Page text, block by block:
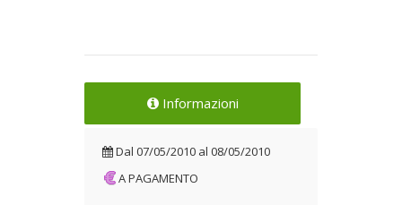
Informazioni
Dal 07/05/2010 al 08/05/2010
A PAGAMENTO